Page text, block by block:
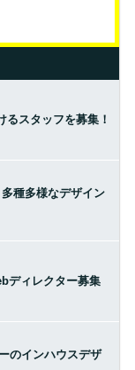
スタッフを募集！
種多様なデザイン
ディレクター募集
のインハウスデザ